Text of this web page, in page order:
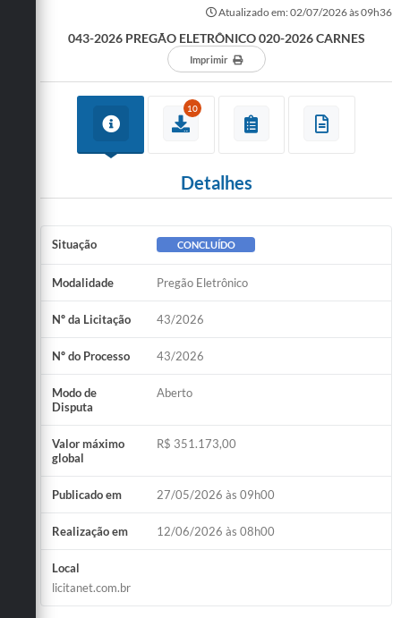
Atualizado em: 02/07/2026 às 09h36
043-2026 PREGÃO ELETRÔNICO 020-2026 CARNES
Imprimir
10
Detalhes
Situação CONCLUÍDO
Modalidade Pregão Eletrônico
Nº da Licitação 43/2026
Nº do Processo 43/2026
Modo de
Disputa
Aberto
Valor máximo
global
R$ 351.173,00
Publicado em 27/05/2026 às 09h00
Realização em 12/06/2026 às 08h00
Local
licitanet.com.br